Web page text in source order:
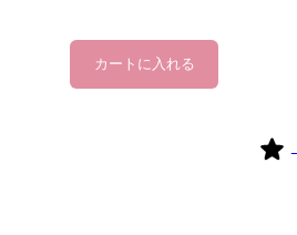
adidas
個
カートに入れる